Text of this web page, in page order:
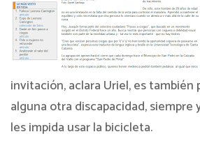
invitación, aclara Uriel, es también
alguna otra discapacidad, siempre
les impida usar la bicicleta.